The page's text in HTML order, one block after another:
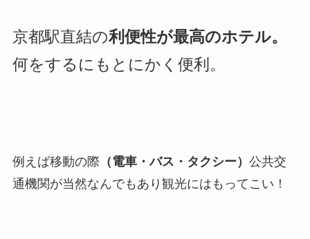
京都駅直結の利便性が最高のホテル。
何をするにもとにかく便利。
例えば移動の際 （電車・バス・タクシー） 公共交
通機関が当然なんでもあり観光にはもってこい！